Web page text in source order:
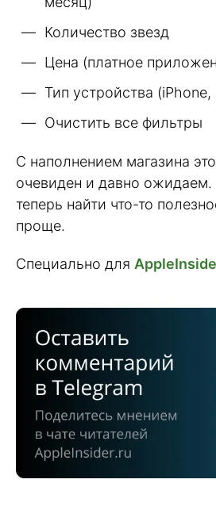
Количество звезд
Цена (платное
Тип устройства (iPhone,
Очистить все фильтры
С наполнением магазина
очевиден и давно ожидаем.
теперь найти что-то
проще.
Специально для